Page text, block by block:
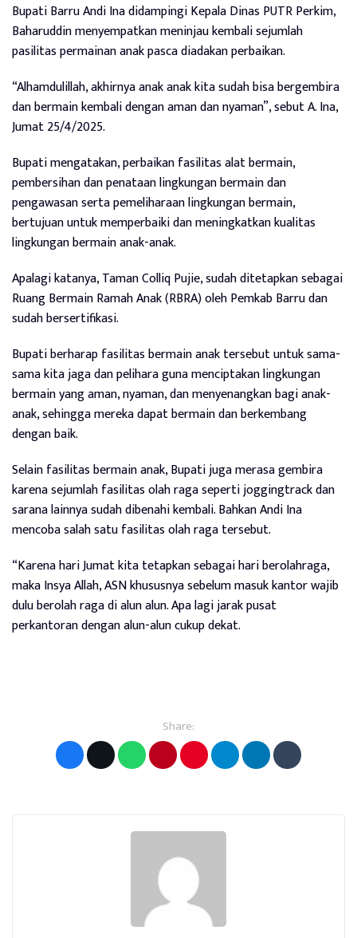
Bupati Barru Andi Ina didampingi Kepala Dinas PUTR Perkim,
Baharuddin menyempatkan meninjau kembali sejumlah
pasilitas permainan anak pasca diadakan perbaikan.
“Alhamdulillah, akhirnya anak anak kita sudah bisa bergembira
dan bermain kembali dengan aman dan nyaman”, sebut A. Ina,
Jumat 25/4/2025.
Bupati mengatakan, perbaikan fasilitas alat bermain,
pembersihan dan penataan lingkungan bermain dan
pengawasan serta pemeliharaan lingkungan bermain,
bertujuan untuk memperbaiki dan meningkatkan kualitas
lingkungan bermain anak-anak.
Apalagi katanya, Taman Colliq Pujie, sudah ditetapkan sebagai
Ruang Bermain Ramah Anak (RBRA) oleh Pemkab Barru dan
sudah bersertifikasi.
Bupati berharap fasilitas bermain anak tersebut untuk sama-
sama kita jaga dan pelihara guna menciptakan lingkungan
bermain yang aman, nyaman, dan menyenangkan bagi anak-
anak, sehingga mereka dapat bermain dan berkembang
dengan baik.
Selain fasilitas bermain anak, Bupati juga merasa gembira
karena sejumlah fasilitas olah raga seperti joggingtrack dan
sarana lainnya sudah dibenahi kembali. Bahkan Andi Ina
mencoba salah satu fasilitas olah raga tersebut.
“Karena hari Jumat kita tetapkan sebagai hari berolahraga,
maka Insya Allah, ASN khususnya sebelum masuk kantor wajib
dulu berolah raga di alun alun. Apa lagi jarak pusat
perkantoran dengan alun-alun cukup dekat.
Share: